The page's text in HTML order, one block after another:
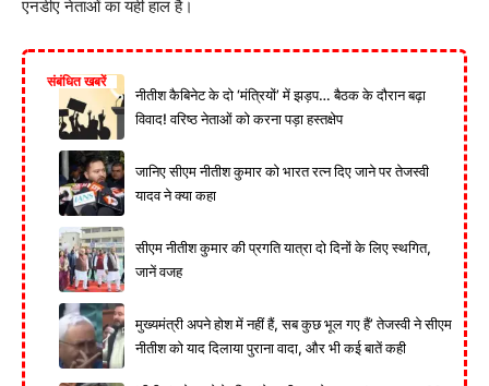
एनडीए नेताओं का यही हाल है।
संबंधित खबरें
नीतीश कैबिनेट के दो ‘मंत्रियों’ में झड़प… बैठक के दौरान बढ़ा
विवाद! वरिष्ठ नेताओं को करना पड़ा हस्तक्षेप
जानिए सीएम नीतीश कुमार को भारत रत्न दिए जाने पर तेजस्वी
यादव ने क्या कहा
सीएम नीतीश कुमार की प्रगति यात्रा दो दिनों के लिए स्थगित,
जानें वजह
मुख्यमंत्री अपने होश में नहीं हैं, सब कुछ भूल गए हैं’ तेजस्वी ने सीएम
नीतीश को याद दिलाया पुराना वादा, और भी कई बातें कही